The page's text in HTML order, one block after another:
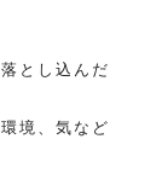
とし込んだ
境、気など